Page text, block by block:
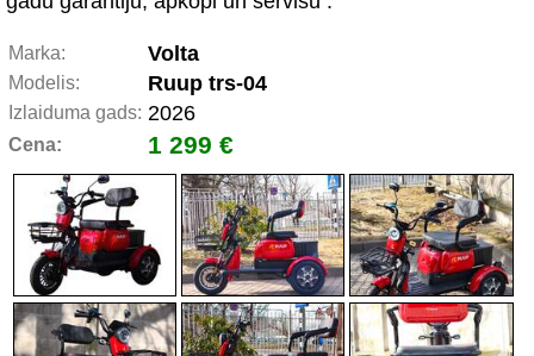
Marka: Volta
Modelis: Ruup trs-04
Izlaiduma gads: 2026
Cena: 1 299 €